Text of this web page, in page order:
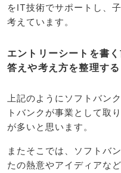
をIT技術でサポートし、
考えています。
エントリーシートを書
答えや考え方を整理する
上記のようにソフトバン
トバンクが事業として取
が多いと思います。
またそこでは、ソフトバ
たの熱意やアイディアな